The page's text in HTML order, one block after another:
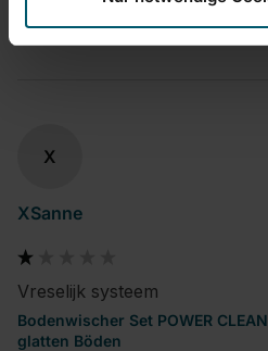
X
XSanne
Vreselijk systeem
Bodenwischer Set POWER
glatten Böden